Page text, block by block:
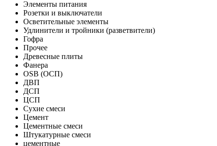
Элементы питания
Розетки и выключатели
Осветительные элементы
Удлинители и тройники (разветвители)
Гофра
Прочее
Древесные плиты
Фанера
OSB (ОСП)
ДВП
ДСП
ЦСП
Сухие смеси
Цемент
Цементные смеси
Штукатурные смеси
цементные